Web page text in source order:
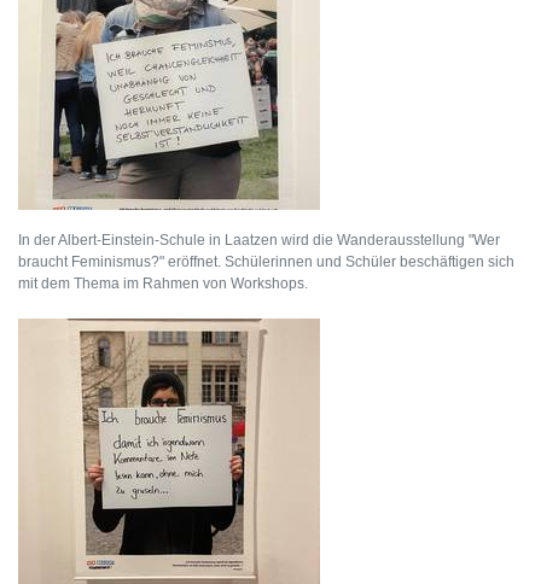
In der Albert-Einstein-Schule in Laatzen wird die Wanderausstellung "Wer
braucht Feminismus?" eröffnet. Schülerinnen und Schüler beschäftigen sich
mit dem Thema im Rahmen von Workshops.